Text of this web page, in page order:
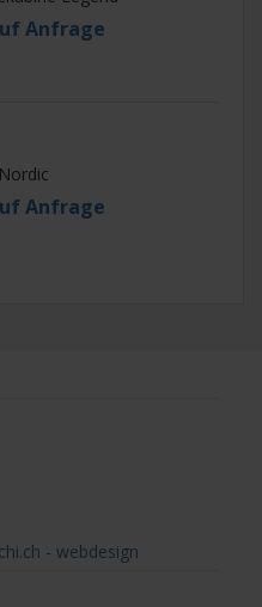
Anfrage
Anfrage
- webdesign